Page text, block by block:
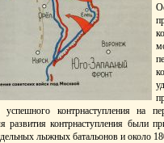
контрнаступления на
развития контрнаступления были
лыжных батальонов и около